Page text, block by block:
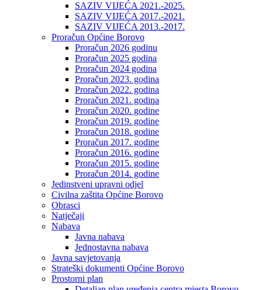
SAZIV VIJEĆA 2021.-2025.
SAZIV VIJEĆA 2017.-2021.
SAZIV VIJEĆA 2013.-2017.
Proračun Općine Borovo
Proračun 2026 godinu
Proračun 2025 godina
Proračun 2024 godina
Proračun 2023. godina
Proračun 2022. godina
Proračun 2021. godina
Proračun 2020. godine
Proračun 2019. godine
Proračun 2018. godine
Proračun 2017. godine
Proračun 2016. godine
Proračun 2015. godine
Proračun 2014. godine
Jedinstveni upravni odjel
Civilna zaštita Općine Borovo
Obrasci
Natječaji
Nabava
Javna nabava
Jednostavna nabava
Javna savjetovanja
Strateški dokumenti Općine Borovo
Prostorni plan